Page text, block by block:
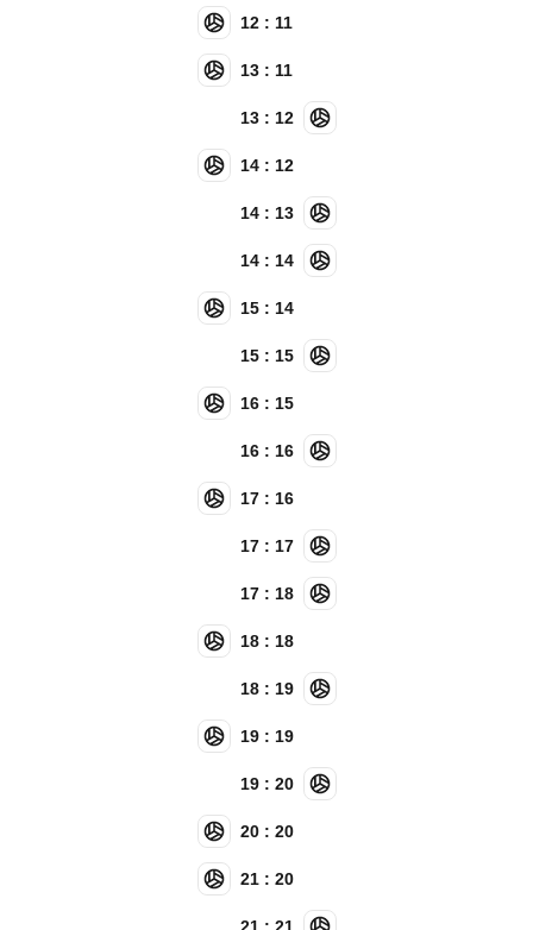
12 : 11
13 : 11
13 : 12
14 : 12
14 : 13
14 : 14
15 : 14
15 : 15
16 : 15
16 : 16
17 : 16
17 : 17
17 : 18
18 : 18
18 : 19
19 : 19
19 : 20
20 : 20
21 : 20